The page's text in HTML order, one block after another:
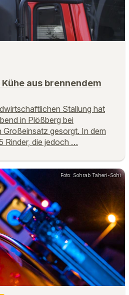
aus brennendem
Stallung hat
in Plößberg bei
Großeinsatz gesorgt. In dem
Rinder, die jedoch …
Foto: Sohrab Taheri-Sohi